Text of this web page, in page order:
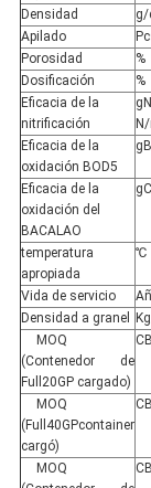
Densidad g/
Apilado
Porosidad
%
Dosificación
%
Eficacia de la
nitrificación
Eficacia de la
oxidación BOD5
Eficacia de la
oxidación del
BACALAO
temperatura
apropiada
℃
Vida de servicio
Densidad a granel
MOQ
(Contenedor de
Full20GP cargado)
MOQ
(Full40GPcontainer
cargó)
MOQ